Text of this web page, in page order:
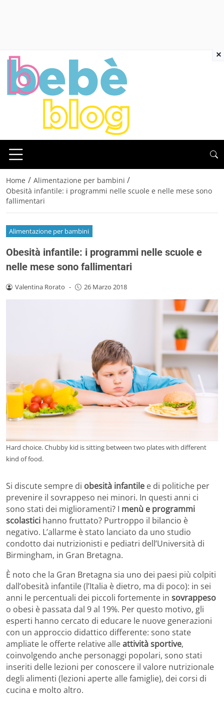
Home / Alimentazione per bambini /
Obesità infantile: i programmi nelle scuole e nelle mese sono
fallimentari
Alimentazione per bambini
Obesità infantile: i programmi nelle scuole e
nelle mese sono fallimentari
Valentina Rorato - 26 Marzo 2018
Hard choice. Chubby kid is sitting between two plates with different
kind of food.
Si discute sempre di obesità infantile e di politiche per
prevenire il sovrappeso nei minori. In questi anni ci
sono stati dei miglioramenti? I menù e programmi
scolastici hanno fruttato? Purtroppo il bilancio è
negativo. L’allarme è stato lanciato da uno studio
condotto dai nutrizionisti e pediatri dell’Università di
Birmingham, in Gran Bretagna.
È noto che la Gran Bretagna sia uno dei paesi più colpiti
dall’obesità infantile (l’Italia è dietro, ma di poco): in sei
anni le percentuali dei piccoli fortemente in sovrappeso
o obesi è passata dal 9 al 19%. Per questo motivo, gli
esperti hanno cercato di educare le nuove generazioni
con un approccio didattico differente: sono state
ampliate le offerte relative alleattività sportive,
coinvolgendo anche personaggi popolari, sono stati
inseriti delle lezioni per conoscere il valore nutrizionale
degli alimenti (lezioni aperte alle famiglie), dei corsi di
cucina e molto altro.
×